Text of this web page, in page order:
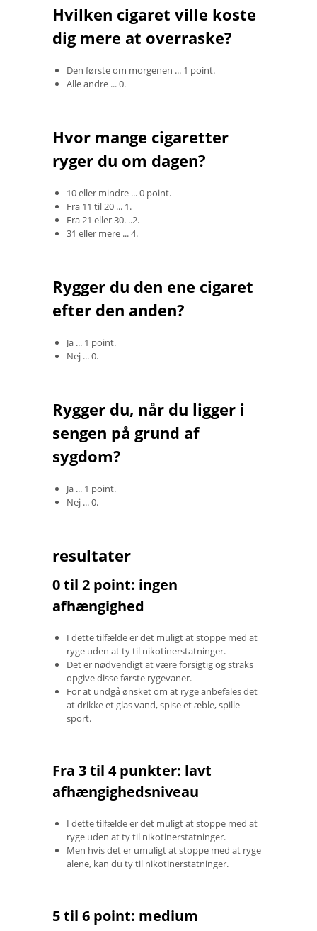
Hvilken cigaret ville koste
dig mere at overraske?
Den første om morgenen ... 1 point.
Alle andre ... 0.
Hvor mange cigaretter
ryger du om dagen?
10 eller mindre ... 0 point.
Fra 11 til 20 ... 1.
Fra 21 eller 30. ..2.
31 eller mere ... 4.
Rygger du den ene cigaret
efter den anden?
Ja ... 1 point.
Nej ... 0.
Rygger du, når du ligger i
sengen på grund af
sygdom?
Ja ... 1 point.
Nej ... 0.
resultater
0 til 2 point: ingen
afhængighed
I dette tilfælde er det muligt at stoppe med at
ryge uden at ty til nikotinerstatninger.
Det er nødvendigt at være forsigtig og straks
opgive disse første rygevaner.
For at undgå ønsket om at ryge anbefales det
at drikke et glas vand, spise et æble, spille
sport.
Fra 3 til 4 punkter: lavt
afhængighedsniveau
I dette tilfælde er det muligt at stoppe med at
ryge uden at ty til nikotinerstatninger.
Men hvis det er umuligt at stoppe med at ryge
alene, kan du ty til nikotinerstatninger.
5 til 6 point: medium